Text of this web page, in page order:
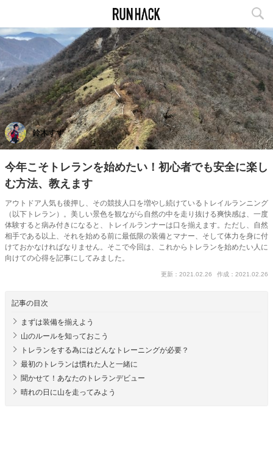
鈴木すず
今年こそトレランを始めたい！初心者でも安全に楽し
む方法、教えます
アウトドア人気も後押し、その競技人口を増やし続けているトレイルランニング
（以下トレラン）。美しい景色を観ながら自然の中を走り抜ける爽快感は、一度
体験すると病み付きになると、トレイルランナーは口を揃えます。ただし、自然
相手である以上、それを始める前に最低限の装備とマナー、そして体力を身に付
けておかなければなりません。そこで今回は、これからトレランを始めたい人に
向けての心得を記事にしてみました。
更新：2021.02.26 作成：2021.02.26
記事の目次
まずは装備を揃えよう
山のルールを知っておこう
トレランをする為にはどんなトレーニングが必要？
最初のトレランは慣れた人と一緒に
聞かせて！あなたのトレランデビュー
晴れの日に山を走ってみよう